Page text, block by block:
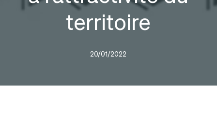
territoire
20/01/2022